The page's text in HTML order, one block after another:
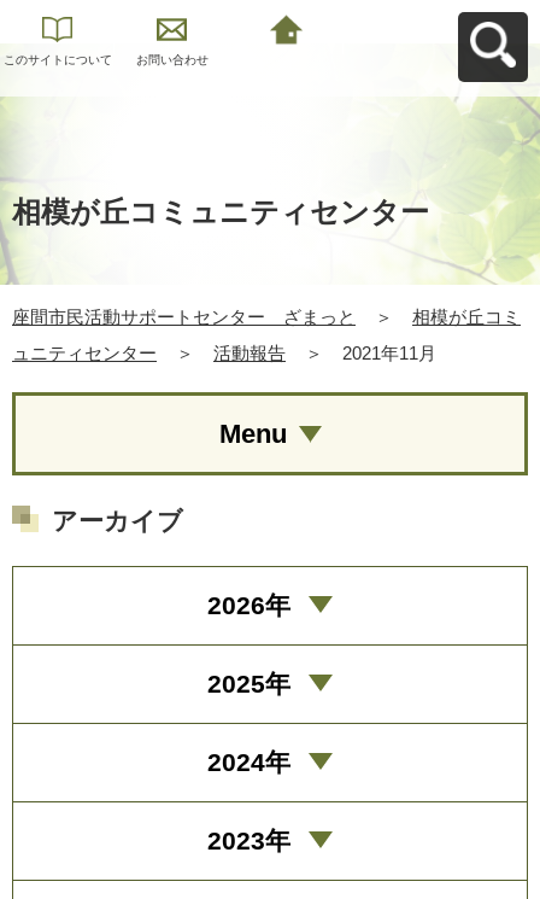
このサイトについて お問い合わせ
相模が丘コミュニティセンター
座間市民活動サポートセンター ざまっと ＞
相模が丘コミ
ュニティセンター
＞ 活動報告 ＞ 2021年11月
Menu
アーカイブ
2026年
2025年
2024年
2023年